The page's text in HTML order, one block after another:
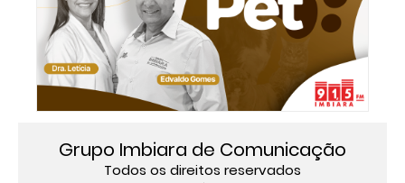
Grupo Imbiara de Comunicação
Todos os direitos reservados